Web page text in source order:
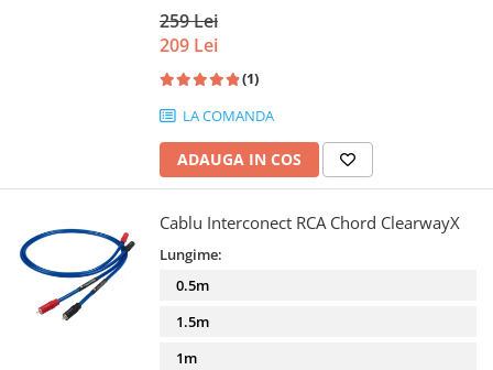
259 Lei
209 Lei
(1)
LA COMANDA
ADAUGA IN COS
Cablu Interconect RCA Chord ClearwayX
Lungime:
0.5m
1.5m
1m